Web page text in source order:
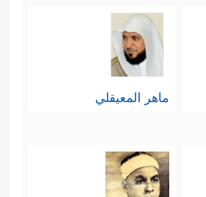
ماهر المعيقلي